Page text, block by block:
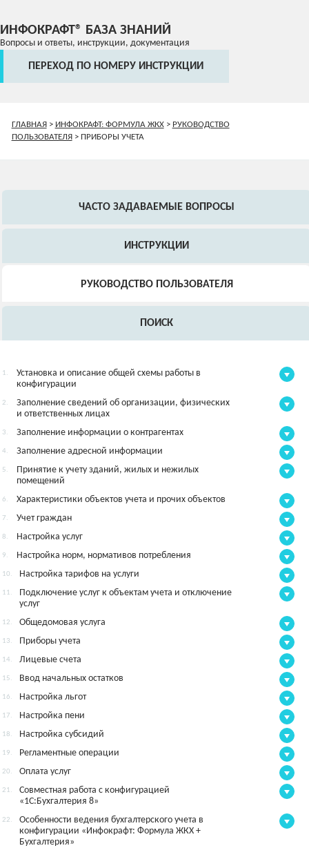
ИНФОКРАФТ® БАЗА ЗНАНИЙ
Вопросы и ответы, инструкции, документация
ПЕРЕХОД ПО НОМЕРУ ИНСТРУКЦИИ
ГЛАВНАЯ> ИНФОКРАФТ: ФОРМУЛА ЖКХ> РУКОВОДСТВО
ПОЛЬЗОВАТЕЛЯ> ПРИБОРЫ УЧЕТА
ЧАСТО ЗАДАВАЕМЫЕ ВОПРОСЫ
ИНСТРУКЦИИ
РУКОВОДСТВО ПОЛЬЗОВАТЕЛЯ
ПОИСК
1.
Установка и описание общей схемы работы в
конфигурации
2.
Заполнение сведений об организации, физических
и ответственных лицах
3. Заполнение информации о контрагентах
4. Заполнение адресной информации
5.
Принятие к учету зданий, жилых и нежилых
помещений
6. Характеристики объектов учета и прочих объектов
7. Учет граждан
8. Настройка услуг
9. Настройка норм, нормативов потребления
10. Настройка тарифов на услуги
11.
Подключение услуг к объектам учета и отключение
услуг
12. Общедомовая услуга
13. Приборы учета
14. Лицевые счета
15. Ввод начальных остатков
16. Настройка льгот
17. Настройка пени
18. Настройка субсидий
19. Регламентные операции
20. Оплата услуг
21.
Совместная работа с конфигурацией
«1С:Бухгалтерия 8»
22.
Особенности ведения бухгалтерского учета в
конфигурации «Инфокрафт: Формула ЖКХ +
Бухгалтерия»